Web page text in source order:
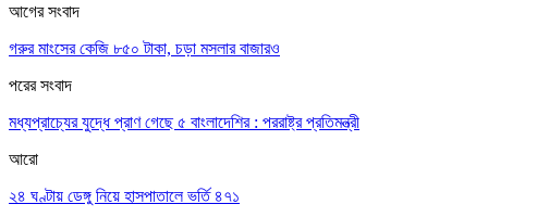
আগের সংবাদ
গরুর মাংসের কেজি ৮৫০ টাকা, চড়া মসলার বাজারও
পরের সংবাদ
মধ্যপ্রাচ্যের যুদ্ধে প্রাণ গেছে ৫ বাংলাদেশির : পররাষ্ট্র প্রতিমন্ত্রী
আরো
২৪ ঘণ্টায় ডেঙ্গু নিয়ে হাসপাতালে ভর্তি ৪৭১